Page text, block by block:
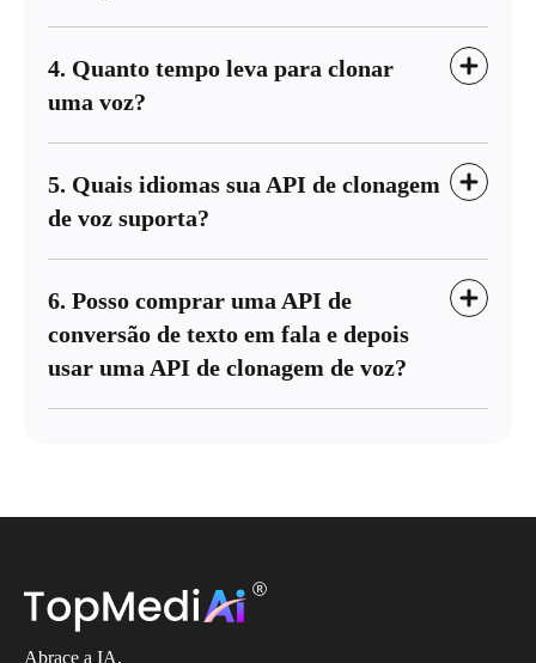
4. Quanto tempo leva para clonar
uma voz?
5. Quais idiomas sua API de clonagem
de voz suporta?
6. Posso comprar uma API de
conversão de texto em fala e depois
usar uma API de clonagem de voz?
Abrace a IA,